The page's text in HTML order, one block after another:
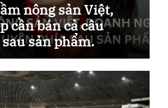
nông sản Việt,
cần bán cả câu
sản phẩm.